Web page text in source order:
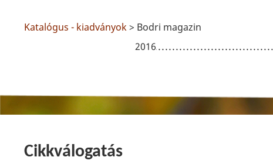
Katalógus - kiadványok> Bodri magazin
2016
Cikkválogatás